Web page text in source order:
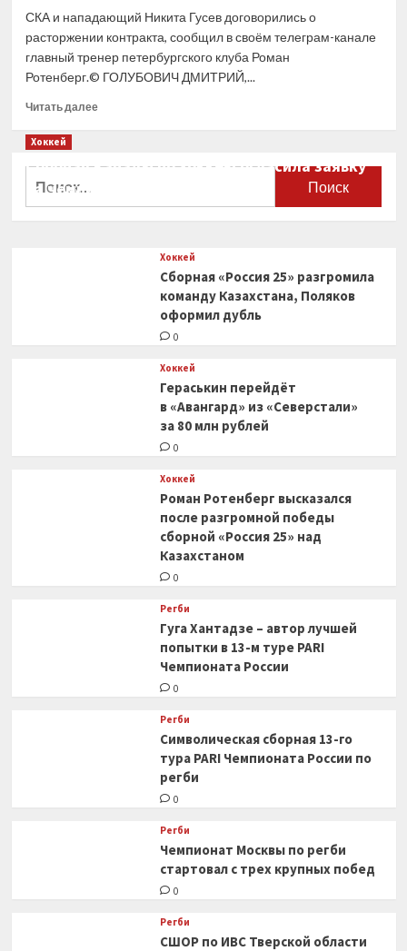
контракт
новичка
с «Нью-
Джерси»
СКА и нападающий Никита Гусев договорились о
расторжении контракта, сообщил в своём телеграм-канале
главный тренер петербургского клуба Роман
Ротенберг.© ГОЛУБОВИЧ ДМИТРИЙ,...
Читать далееПрочитать
Гусев
Хоккей
Сборная Канады по хоккею огласила заявку
на чемпионат мира
Хоккей
Сборная «Россия 25» разгромила
команду Казахстана, Поляков
оформил дубль
0
Хоккей
Гераськин перейдёт
в «Авангард» из «Северстали»
за 80 млн рублей
0
Хоккей
Роман Ротенберг высказался
после разгромной победы
сборной «Россия 25» над
Казахстаном
0
Регби
Гуга Хантадзе – автор лучшей
попытки в 13-м туре PARI
Чемпионата России
0
Регби
Символическая сборная 13-го
тура PARI Чемпионата России по
регби
0
Регби
Чемпионат Москвы по регби
стартовал с трех крупных побед
0
Регби
СШОР по ИВС Тверской области